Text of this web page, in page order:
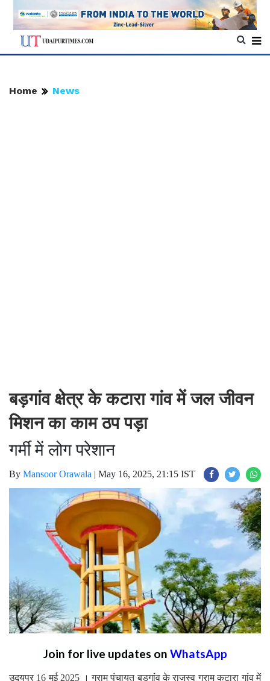
Home News
बड़गांव क्षेत्र के कटारा गांव में जल जीवन
मिशन का काम ठप पड़ा
गर्मी में लोग परेशान
By Mansoor Orawala | May 16, 2025, 21:15 IST
Join for live updates on WhatsApp
उदयपुर 16 मई 2025 । ग्राम पंचायत बड़गांव के राजस्व ग्राम कटारा गांव में